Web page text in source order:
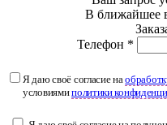
В ближайшее
Телефон *
Я даю своё согласие на
условиямиполитики